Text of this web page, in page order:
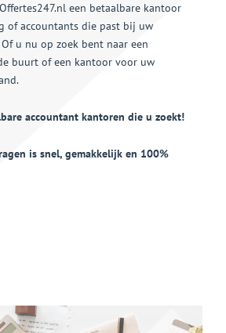
een betaalbare kantoor
of accountants die past bij uw
u nu op zoek bent naar een
buurt of een kantoor voor uw
accountant kantoren die u zoekt!
is snel, gemakkelijk en 100%